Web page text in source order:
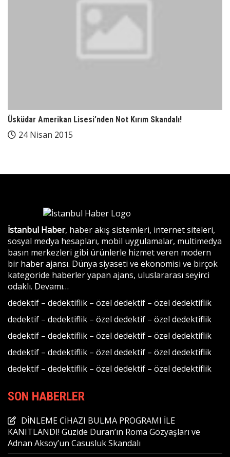
Üsküdar Amerikan Lisesi’nden Not Kırım Skandalı!
24 Nisan 2015
İstanbul Haber, haber akış sistemleri, internet siteleri,
sosyal medya hesapları, mobil uygulamalar, multimedya
basın merkezleri gibi ürünlerle hizmet veren modern
bir haber ajansı. Dünya siyaseti ve ekonomisi ve birçok
kategoride haberler yapan ajans, uluslararası seyirci
odaklı. Devamı…
dedektif – dedektiflik – özel dedektif – özel dedektiflik
dedektif – dedektiflik – özel dedektif – özel dedektiflik
dedektif – dedektiflik – özel dedektif – özel dedektiflik
dedektif – dedektiflik – özel dedektif – özel dedektiflik
dedektif – dedektiflik – özel dedektif – özel dedektiflik
SON HABERLER
DİNLEME CİHAZI BULMA PROGRAMI İLE
KANITLANDI! Güzide Duran’ın Roma Gözyaşları ve
Adnan Aksoy’un Casusluk Skandalı